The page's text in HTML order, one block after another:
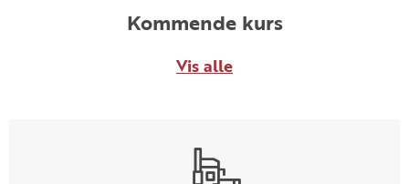
Kommende kurs
Vis alle